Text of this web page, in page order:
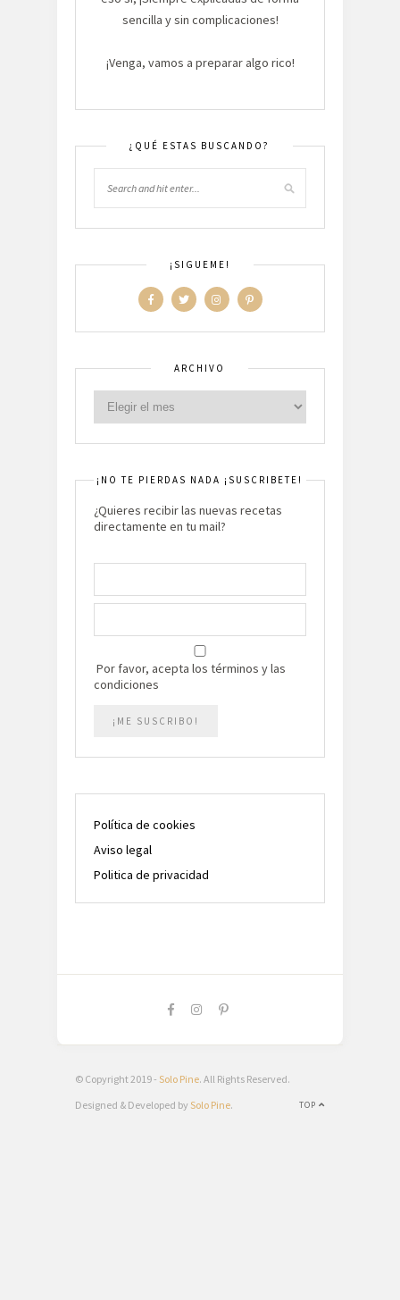
sencilla y sin complicaciones!
¡Venga, vamos a preparar algo rico!
¿QUÉ ESTAS BUSCANDO?
¡SIGUEME!
ARCHIVO
¡NO TE PIERDAS NADA ¡SUSCRIBETE!
¿Quieres recibir las nuevas recetas
directamente en tu mail?
Por favor, acepta los términos y las
condiciones
Política de cookies
Aviso legal
Politica de privacidad
© Copyright 2019 - Solo Pine. All Rights Reserved.
TOP
Designed & Developed by Solo Pine.